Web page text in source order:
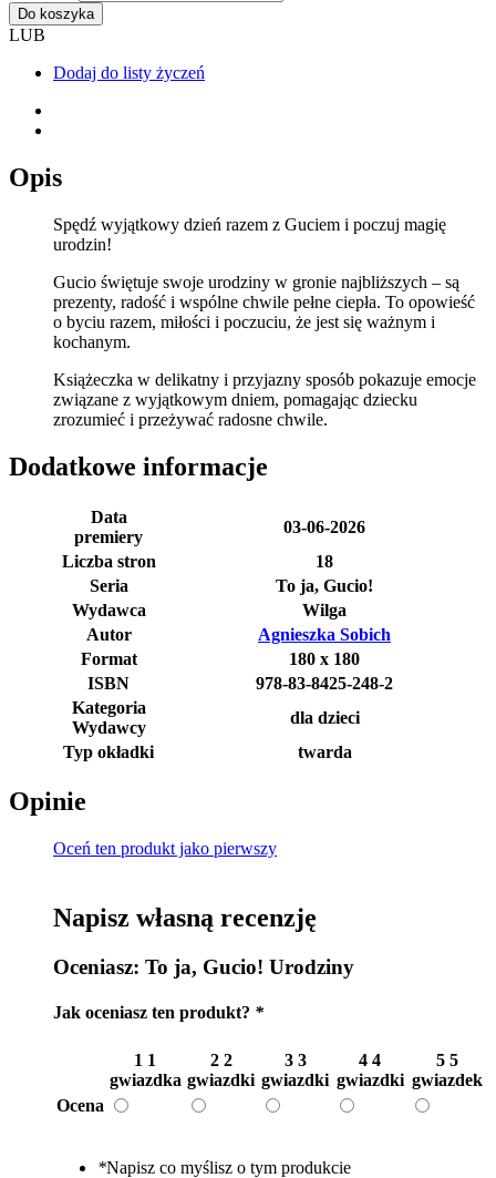
Do koszyka
LUB
Dodaj do listy życzeń
Opis
Spędź wyjątkowy dzień razem z Guciem i poczuj magię
urodzin!
Gucio świętuje swoje urodziny w gronie najbliższych – są
prezenty, radość i wspólne chwile pełne ciepła. To opowieść
o byciu razem, miłości i poczuciu, że jest się ważnym i
kochanym.
Książeczka w delikatny i przyjazny sposób pokazuje emocje
związane z wyjątkowym dniem, pomagając dziecku
zrozumieć i przeżywać radosne chwile.
Dodatkowe informacje
Data
premiery
03-06-2026
Liczba stron
18
Seria
To ja, Gucio!
Wydawca
Wilga
Autor
Agnieszka Sobich
Format
180 x 180
ISBN
978-83-8425-248-2
Kategoria
Wydawcy
dla dzieci
Typ okładki
twarda
Opinie
Oceń ten produkt jako pierwszy
Napisz własną recenzję
Oceniasz: To ja, Gucio! Urodziny
Jak oceniasz ten produkt? *
1 1
gwiazdka
2 2
gwiazdki
3 3
gwiazdki
4 4
gwiazdki
5 5
gwiazdek
Ocena
*Napisz co myślisz o tym produkcie